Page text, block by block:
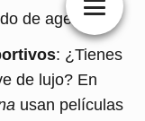
de agencia.
: ¿Tienes
de lujo? En
usan películas